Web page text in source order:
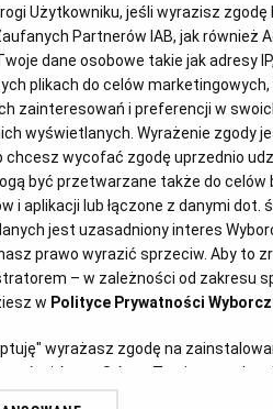
(Fot.
Użytkowniku, jeśli wyrazisz
Partnerów IAB, jak również
dane osobowe takie jak adresy
plikach do celów
zainteresowań i preferencji w
wyświetlanych. Wyrażenie zgody
wycofać zgodę uprzednio
być przetwarzane także do
i aplikacji lub łączone z danymi dot.
jest uzasadniony interes
prawo wyrazić sprzeciw. Aby to
– w zależności od zakresu
w Polityce Prywatności
wyrażasz zgodę na
i Agora S.A. na Twoim
cookie, ponownie wywołując